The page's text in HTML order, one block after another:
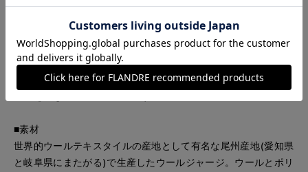
トやシャツなどさまざまなインナーとのレイヤードを楽しめま
す。サイドのボタン開きが程よいアクセントになり、程良いサ
イズ感で身体のラインを拾いにくいのも魅力。同素材のボトム
と合わせればセットアップとしても着用でき、コーディネート
■素材
世界的ウールテキスタイルの産地として有名な尾州産地(愛知県
と岐阜県にまたがる)で生産したウールジャージ。ウールとポリ